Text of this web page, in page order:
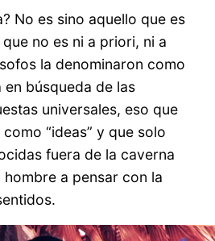
No es sino aquello que es
no es ni a priori, ni a
la denominaron como
en búsqueda de las
universales, eso que
“ideas” y que solo
fuera de la caverna
a pensar con la